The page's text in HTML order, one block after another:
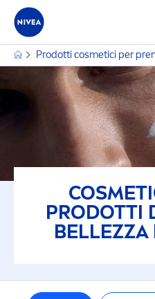
Prodotti cosmetici per
PRODOTTI
BELLEZZA
FILTRI
TIPO DI PELLE
Pelle matura
Pelle normale
Pelle opaca e
Pelle secca